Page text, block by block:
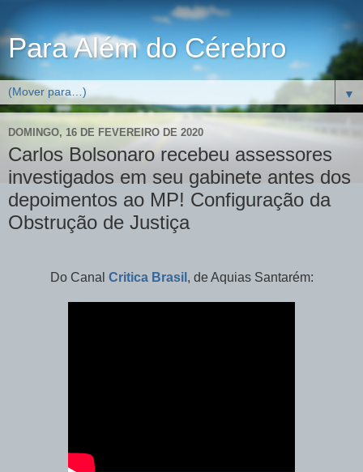
Para Além do Cérebro
▼
DOMINGO, 16 DE FEVEREIRO DE 2020
Carlos Bolsonaro recebeu assessores
investigados em seu gabinete antes dos
depoimentos ao MP! Configuração da
Obstrução de Justiça
Do Canal Critica Brasil , de Aquias Santarém: